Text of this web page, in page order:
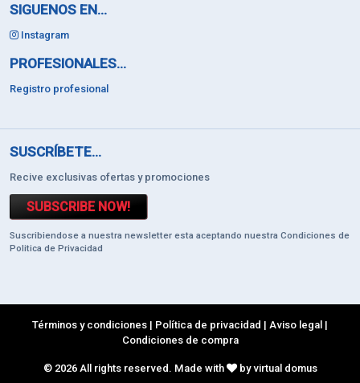
SIGUENOS EN...
Instagram
PROFESIONALES...
Registro profesional
SUSCRÍBETE...
Recive exclusivas ofertas y promociones
SUBSCRIBE NOW!
Suscribiendose a nuestra newsletter esta aceptando nuestra Condiciones de
Politica de Privacidad
Términos y condiciones | Política de privacidad | Aviso legal |
Condiciones de compra
© 2026 All rights reserved. Made with by virtual domus